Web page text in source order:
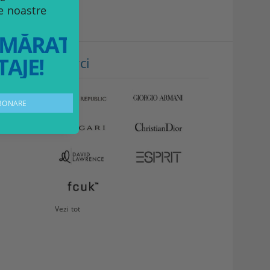
Philips
VEZI
Mărci
Vezi tot
noastre